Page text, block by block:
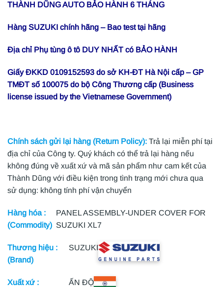
THÀNH DŨNG AUTO BẢO HÀNH 6 THÁNG
Hàng SUZUKI chính hãng – Bao test tại hãng
Địa chỉ Phụ tùng ô tô DUY NHẤT có BẢO HÀNH
Giấy ĐKKD 0109152593 do sở KH-ĐT Hà Nội cấp – GP
TMĐT số 100075 do bộ Công Thương cấp (Business
license issued by the Vietnamese Government)
Chính sách gửi lại hàng (Return Policy): Trả lại miễn phí tại
địa chỉ của Công ty. Quý khách có thể trả lại hàng nếu
không đúng về xuất xứ và mã sản phẩm như cam kết của
Thành Dũng với điều kiện trong tình trạng mới chưa qua
sử dụng: không tính phí vận chuyển
Hàng hóa :
(Commodity)
PANEL ASSEMBLY-UNDER COVER FOR
SUZUKI XL7
Thương hiệu :
(Brand)
SUZUKI
Xuất xứ :
ẤN ĐỘ